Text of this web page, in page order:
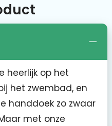
heerlijk op het
het zwembad, en
handdoek zo zwaar
met onze